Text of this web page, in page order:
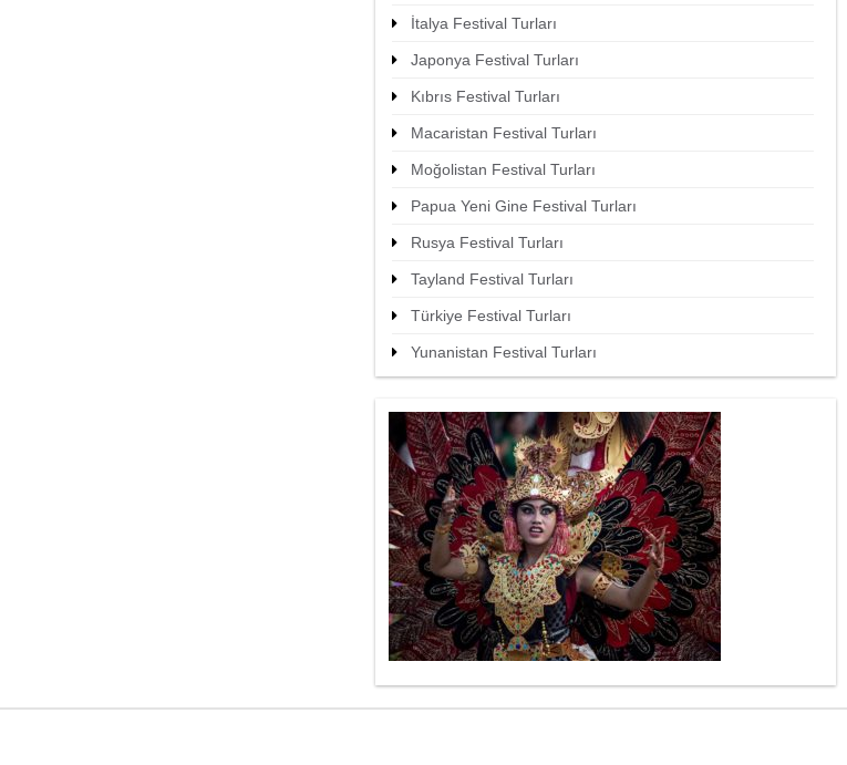
İtalya Festival Turları
Japonya Festival Turları
Kıbrıs Festival Turları
Macaristan Festival Turları
Moğolistan Festival Turları
Papua Yeni Gine Festival Turları
Rusya Festival Turları
Tayland Festival Turları
Türkiye Festival Turları
Yunanistan Festival Turları